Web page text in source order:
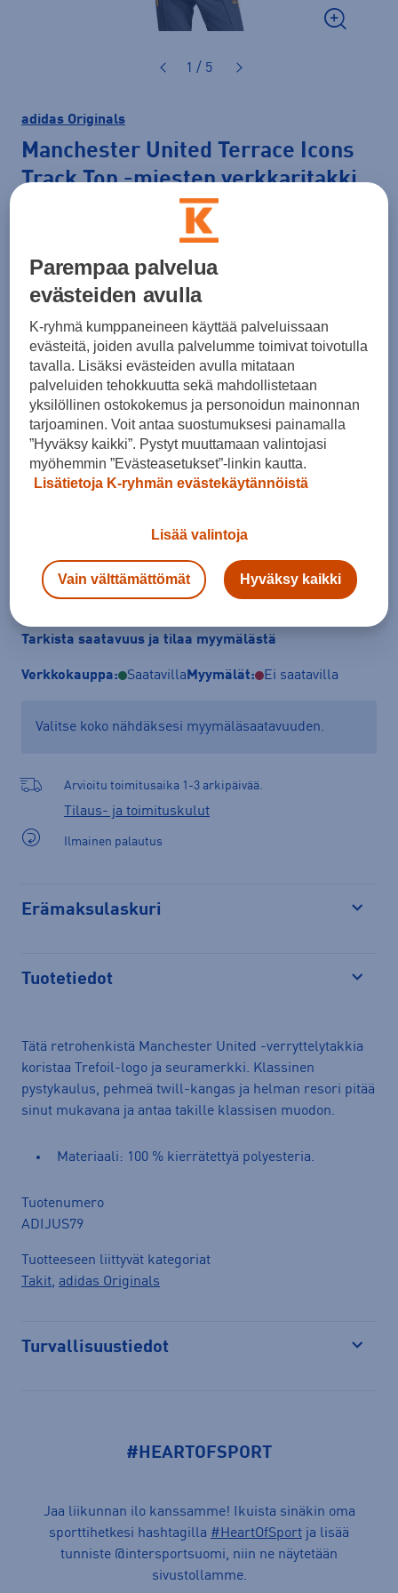
1 / 5
adidas Originals
Manchester United Terrace Icons
Track Top -miesten verkkaritakki
30pv alin hinta: 120,00 €
Väri Musta
Koko
S M L
Kokotaulukko
Lisää ostoskoriin
Tarkista saatavuus ja tilaa myymälästä
Verkkokauppa: Saatavilla Myymälät: Ei saatavilla
Valitse koko nähdäksesi myymäläsaatavuuden.
Arvioitu toimitusaika 1-3 arkipäivää.
Tilaus- ja toimituskulut
Ilmainen palautus
Erämaksulaskuri
Tuotetiedot
Tätä retrohenkistä Manchester United -verryttelytakkia
koristaa Trefoil-logo ja seuramerkki. Klassinen
pystykaulus, pehmeä twill-kangas ja helman resori pitää
sinut mukavana ja antaa takille klassisen muodon.
Materiaali: 100 % kierrätettyä polyesteria.
Tuotenumero
ADIJUS79
Tuotteeseen liittyvät kategoriat
Takit, adidas Originals
Turvallisuustiedot
#HEARTOFSPORT
Jaa liikunnan ilo kanssamme! Ikuista sinäkin oma
sporttihetkesi hashtagilla #HeartOfSport ja lisää
tunniste @intersportsuomi, niin ne näytetään
sivustollamme.
Parempaa palvelua
evästeiden avulla
K-ryhmä kumppaneineen käyttää palveluissaan
evästeitä, joiden avulla palvelumme toimivat toivotulla
tavalla. Lisäksi evästeiden avulla mitataan
palveluiden tehokkuutta sekä mahdollistetaan
yksilöllinen ostokokemus ja personoidun mainonnan
tarjoaminen. Voit antaa suostumuksesi painamalla
”Hyväksy kaikki”. Pystyt muuttamaan valintojasi
myöhemmin ”Evästeasetukset”-linkin kautta.
Lisätietoja K-ryhmän evästekäytännöistä
Lisää valintoja
Vain välttämättömät Hyväksy kaikki